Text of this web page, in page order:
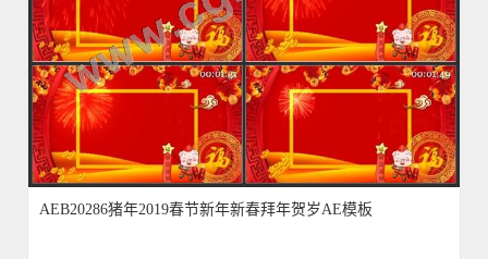
AEB20286猪年2019春节新年新春拜年贺岁AE模板